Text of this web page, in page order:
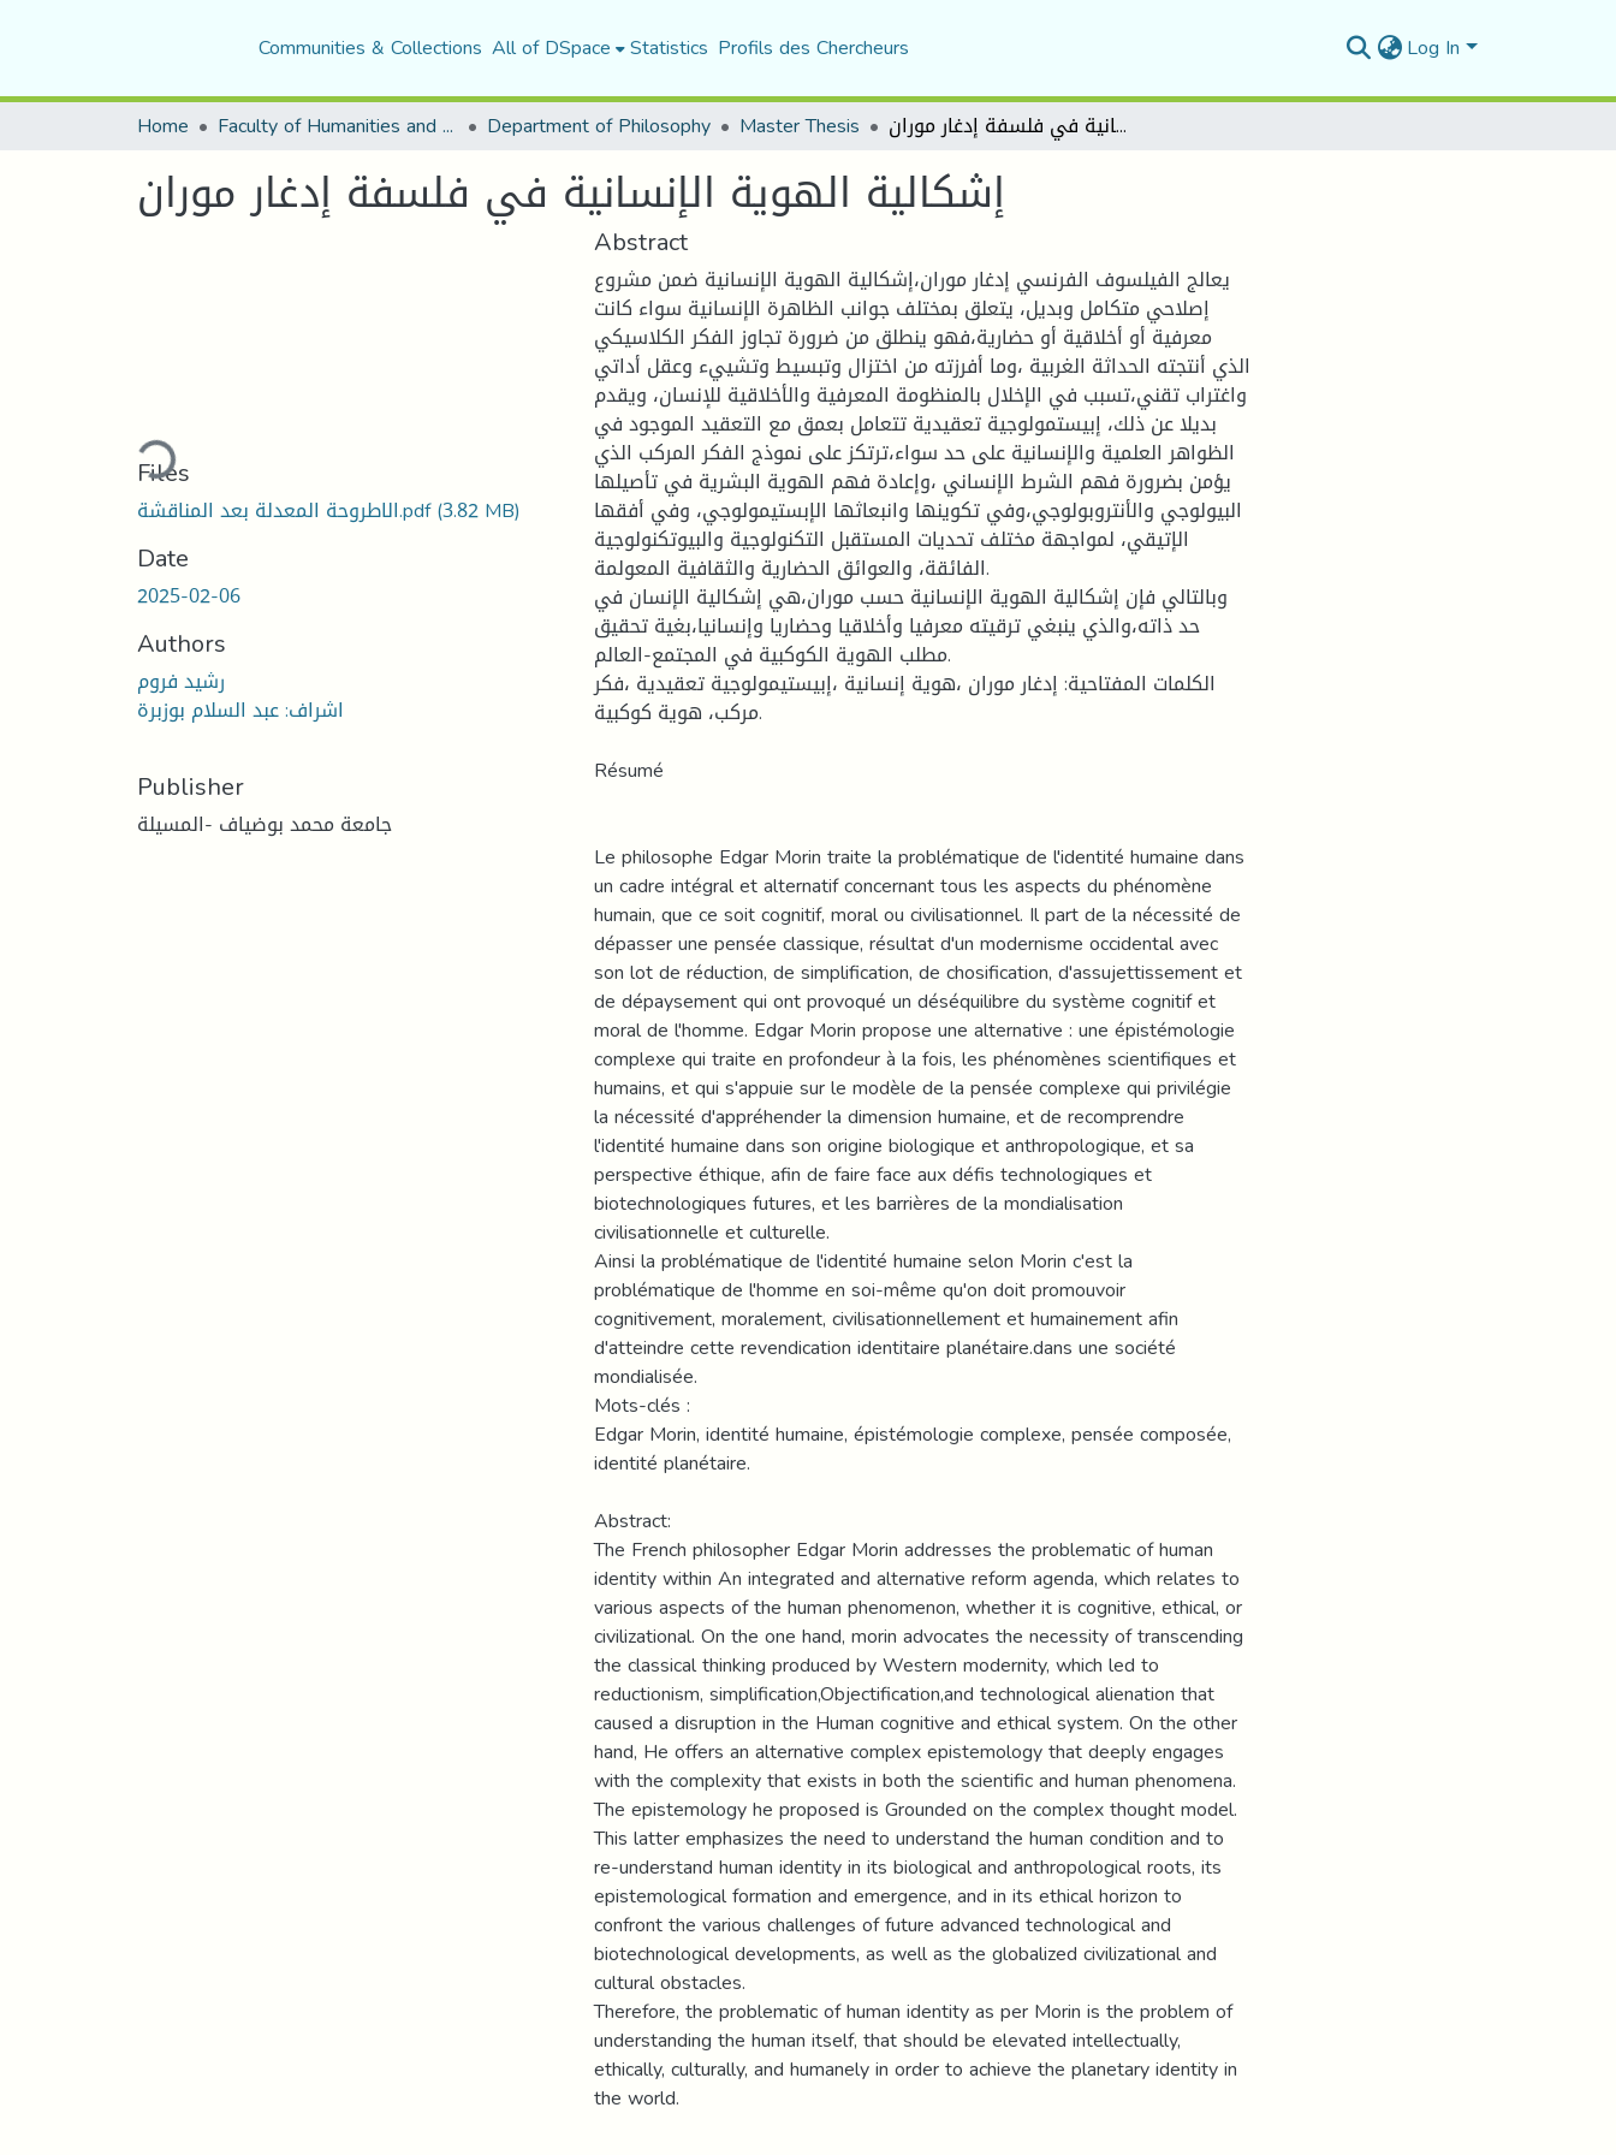
Communities & Collections All of DSpace Statistics Profils des Chercheurs Log In
Home Faculty of Humanities and Social Sciences Department of Philosophy Master Thesis إشكالية الهوية الإنسانية في فلسفة إدغار موران
إشكالية الهوية الإنسانية في فلسفة إدغار موران
Loading...
Files
الاطروحة المعدلة بعد المناقشة.pdf(3.82 MB)
Date
2025-02-06
Authors
رشيد فروم
اشراف: عبد السلام بوزبرة
Publisher
جامعة محمد بوضياف -المسيلة
Abstract
يعالج الفيلسوف الفرنسي إدغار موران،إشكالية الهوية الإنسانية ضمن مشروع
إصلاحي متكامل وبديل، يتعلق بمختلف جوانب الظاهرة الإنسانية سواء كانت
معرفية أو أخلاقية أو حضارية،فهو ينطلق من ضرورة تجاوز الفكر الكلاسيكي
الذي أنتجته الحداثة الغربية ،وما أفرزته من اختزال وتبسيط وتشييء وعقل أداتي
واغتراب تقني،تسبب في الإخلال بالمنظومة المعرفية والأخلاقية للإنسان، ويقدم
بديلا عن ذلك، إبيستمولوجية تعقيدية تتعامل بعمق مع التعقيد الموجود في
الظواهر العلمية والإنسانية على حد سواء،ترتكز على نموذج الفكر المركب الذي
يؤمن بضرورة فهم الشرط الإنساني ،وإعادة فهم الهوية البشرية في تأصيلها
البيولوجي والأنتروبولوجي،وفي تكوينها وانبعاثها الإبستيمولوجي، وفي أفقها
الإتيقي، لمواجهة مختلف تحديات المستقبل التكنولوجية والبيوتكنولوجية
الفائقة، والعوائق الحضارية والثقافية المعولمة.
وبالتالي فإن إشكالية الهوية الإنسانية حسب موران،هي إشكالية الإنسان في
حد ذاته،والذي ينبغي ترقيته معرفيا وأخلاقيا وحضاريا وإنسانيا،بغية تحقيق
مطلب الهوية الكوكبية في المجتمع-العالم.
الكلمات المفتاحية: إدغار موران ،هوية إنسانية ،إبيستيمولوجية تعقيدية ،فكر
مركب، هوية كوكبية.
Résumé
Le philosophe Edgar Morin traite la problématique de l'identité humaine dans
un cadre intégral et alternatif concernant tous les aspects du phénomène
humain, que ce soit cognitif, moral ou civilisationnel. Il part de la nécessité de
dépasser une pensée classique, résultat d'un modernisme occidental avec
son lot de réduction, de simplification, de chosification, d'assujettissement et
de dépaysement qui ont provoqué un déséquilibre du système cognitif et
moral de l'homme. Edgar Morin propose une alternative : une épistémologie
complexe qui traite en profondeur à la fois, les phénomènes scientifiques et
humains, et qui s'appuie sur le modèle de la pensée complexe qui privilégie
la nécessité d'appréhender la dimension humaine, et de recomprendre
l'identité humaine dans son origine biologique et anthropologique, et sa
perspective éthique, afin de faire face aux défis technologiques et
biotechnologiques futures, et les barrières de la mondialisation
civilisationnelle et culturelle.
Ainsi la problématique de l'identité humaine selon Morin c'est la
problématique de l'homme en soi-même qu'on doit promouvoir
cognitivement, moralement, civilisationnellement et humainement afin
d'atteindre cette revendication identitaire planétaire.dans une société
mondialisée.
Mots-clés :
Edgar Morin, identité humaine, épistémologie complexe, pensée composée,
identité planétaire.
Abstract:
The French philosopher Edgar Morin addresses the problematic of human
identity within An integrated and alternative reform agenda, which relates to
various aspects of the human phenomenon, whether it is cognitive, ethical, or
civilizational. On the one hand, morin advocates the necessity of transcending
the classical thinking produced by Western modernity, which led to
reductionism, simplification,Objectification,and technological alienation that
caused a disruption in the Human cognitive and ethical system. On the other
hand, He offers an alternative complex epistemology that deeply engages
with the complexity that exists in both the scientific and human phenomena.
The epistemology he proposed is Grounded on the complex thought model.
This latter emphasizes the need to understand the human condition and to
re-understand human identity in its biological and anthropological roots, its
epistemological formation and emergence, and in its ethical horizon to
confront the various challenges of future advanced technological and
biotechnological developments, as well as the globalized civilizational and
cultural obstacles.
Therefore, the problematic of human identity as per Morin is the problem of
understanding the human itself, that should be elevated intellectually,
ethically, culturally, and humanely in order to achieve the planetary identity in
the world.